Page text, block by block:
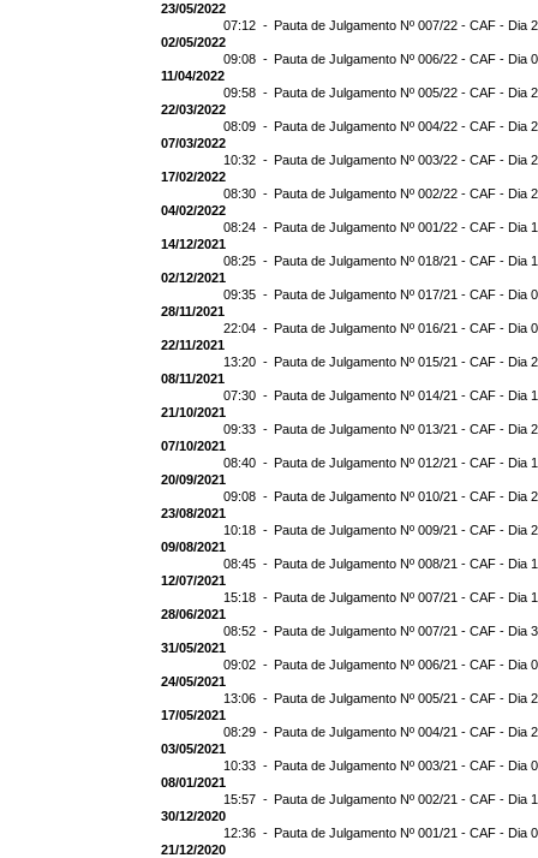
23/05/2022
07:12 - Pauta de Julgamento Nº 007/22 - CAF - Dia
02/05/2022
09:08 - Pauta de Julgamento Nº 006/22 - CAF - Dia
11/04/2022
09:58 - Pauta de Julgamento Nº 005/22 - CAF - Dia
22/03/2022
08:09 - Pauta de Julgamento Nº 004/22 - CAF - Dia
07/03/2022
10:32 - Pauta de Julgamento Nº 003/22 - CAF - Dia
17/02/2022
08:30 - Pauta de Julgamento Nº 002/22 - CAF - Dia
04/02/2022
08:24 - Pauta de Julgamento Nº 001/22 - CAF - Dia
14/12/2021
08:25 - Pauta de Julgamento Nº 018/21 - CAF - Dia
02/12/2021
09:35 - Pauta de Julgamento Nº 017/21 - CAF - Dia
28/11/2021
22:04 - Pauta de Julgamento Nº 016/21 - CAF - Dia
22/11/2021
13:20 - Pauta de Julgamento Nº 015/21 - CAF - Dia
08/11/2021
07:30 - Pauta de Julgamento Nº 014/21 - CAF - Dia
21/10/2021
09:33 - Pauta de Julgamento Nº 013/21 - CAF - Dia
07/10/2021
08:40 - Pauta de Julgamento Nº 012/21 - CAF - Dia
20/09/2021
09:08 - Pauta de Julgamento Nº 010/21 - CAF - Dia
23/08/2021
10:18 - Pauta de Julgamento Nº 009/21 - CAF - Dia
09/08/2021
08:45 - Pauta de Julgamento Nº 008/21 - CAF - Dia
12/07/2021
15:18 - Pauta de Julgamento Nº 007/21 - CAF - Dia
28/06/2021
08:52 - Pauta de Julgamento Nº 007/21 - CAF - Dia
31/05/2021
09:02 - Pauta de Julgamento Nº 006/21 - CAF - Dia
24/05/2021
13:06 - Pauta de Julgamento Nº 005/21 - CAF - Dia
17/05/2021
08:29 - Pauta de Julgamento Nº 004/21 - CAF - Dia
03/05/2021
10:33 - Pauta de Julgamento Nº 003/21 - CAF - Dia
08/01/2021
15:57 - Pauta de Julgamento Nº 002/21 - CAF - Dia
30/12/2020
12:36 - Pauta de Julgamento Nº 001/21 - CAF - Dia
21/12/2020